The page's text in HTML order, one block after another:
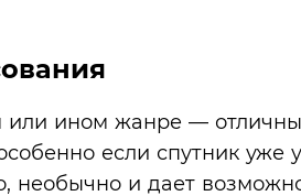
или ином жанре —
если спутник уже
необычно и дает